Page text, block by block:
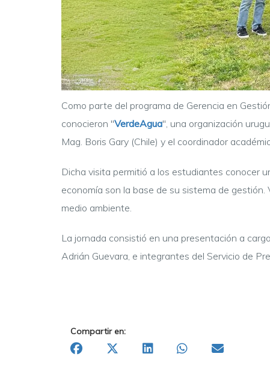
Como parte del programa de Gerencia en
conocieron "VerdeAgua", una organización
Mag. Boris Gary (Chile) y el coordinador
Dicha visita permitió a los estudiantes conocer
economía son la base de su sistema de
medio ambiente.
La jornada consistió en una presentación a
Adrián Guevara, e integrantes del Servicio de
Compartir en: